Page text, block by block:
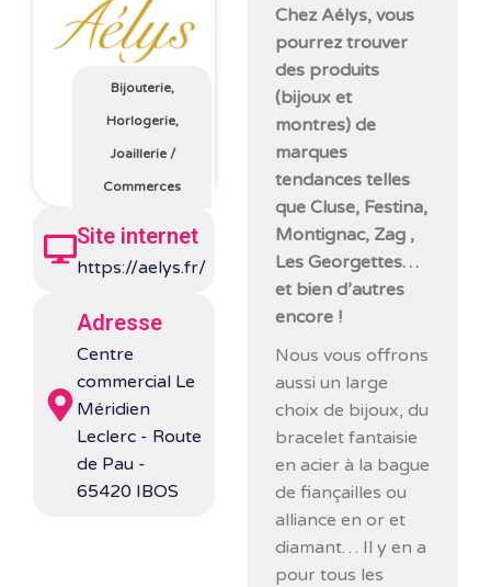
Bijouterie,
Horlogerie,
Joaillerie/
Commerces
Site internet
https://aelys.fr/
Adresse
Centre
commercial Le
Méridien
Leclerc - Route
de Pau -
65420 IBOS
Chez Aélys, vous
pourrez trouver
des produits
(bijoux et
montres) de
marques
tendances telles
que Cluse, Festina,
Montignac, Zag ,
Les Georgettes…
et bien d’autres
encore !
Nous vous offrons
aussi un large
choix de bijoux, du
bracelet fantaisie
en acier à la bague
de fiançailles ou
alliance en or et
diamant… Il y en a
pour tous les